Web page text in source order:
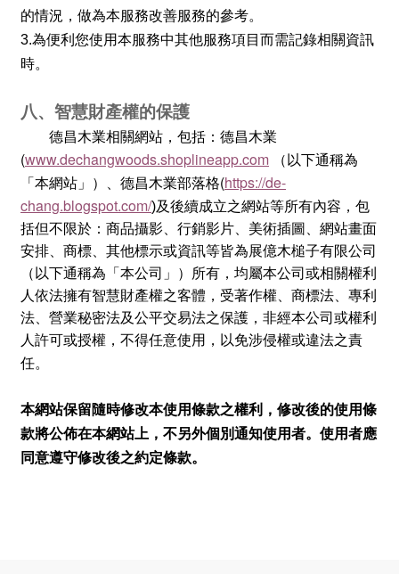
的情況，做為本服務改善服務的參考。
3.為便利您使用本服務中其他服務項目而需記錄相關資訊
時。
八、智慧財產權的保護
德昌木業相關網站，包括： 德昌木業
(www.dechangwoods.shoplineapp.com
（以下通稱為
「本網站」）、德昌木業部落格(https://de-
chang.blogspot.com/)及後續成立之網站等所有內容，包
括但不限於：商品攝影、行銷影片、美術插圖、網站畫面
安排、商標、其他標示或資訊等皆為展億木槌子有限公司
（以下通稱為「本公司」）所有 ，均屬本公司或相關權利
人依法擁有智慧財產權之客體，受著作權、商標法、專利
法、營業秘密法及公平交易法之保護，非經本公司或權利
人許可或授權，不得任意使用，以免涉侵權或違法之責
任。
本網站保留隨時修改本使用條款之權利，修改後的使用條
款將公佈在本網站上，不另外個別通知使用者。使用者應
同意遵守修改後之約定條款。